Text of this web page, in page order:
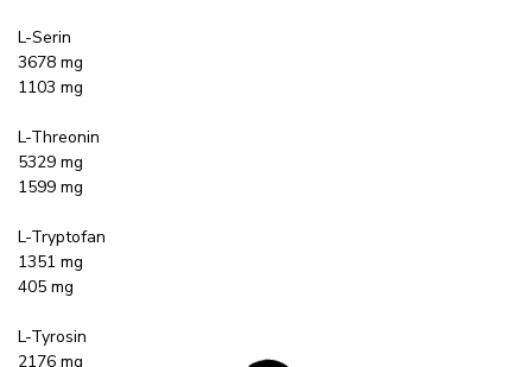
L-Serin
3678 mg
1103 mg
L-Threonin
5329 mg
1599 mg
L-Tryptofan
1351 mg
405 mg
L-Tyrosin
2176 mg